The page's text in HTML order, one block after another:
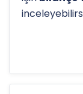
Hissenin
analiz